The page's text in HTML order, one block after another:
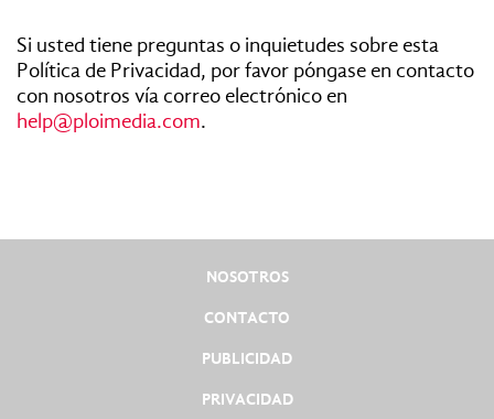
Si usted tiene preguntas o inquietudes sobre esta
Política de Privacidad, por favor póngase en contacto
con nosotros vía correo electrónico en
help@ploimedia.com.
NOSOTROS
CONTACTO
PUBLICIDAD
PRIVACIDAD